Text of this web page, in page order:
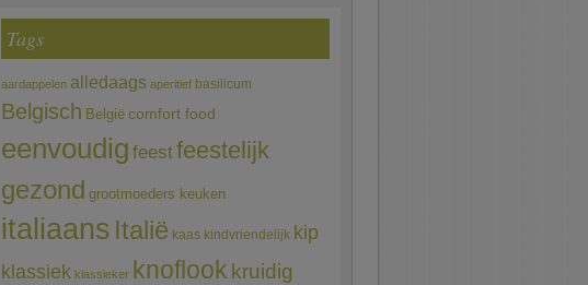
Tags
aardappelen alledaags aperitief basilicum
Belgisch België comfort food
eenvoudig feestfeestelijk
gezond grootmoeders keuken
italiaans Italië kaas kindvriendelijk kip
klassiek klassieker knoflook kruidig